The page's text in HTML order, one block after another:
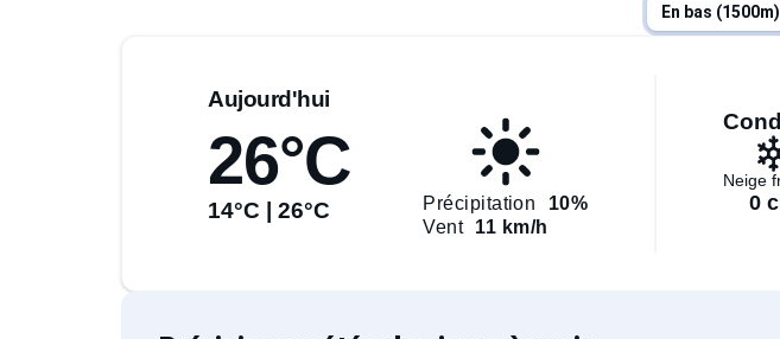
En bas (1500m)
Aujourd'hui
26°C
14°C | 26°C Précipitation
10%
Vent
11 km/h
Neige
0